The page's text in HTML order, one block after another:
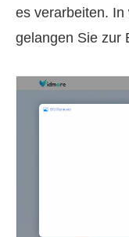
es verarbeiten.
gelangen Sie zur